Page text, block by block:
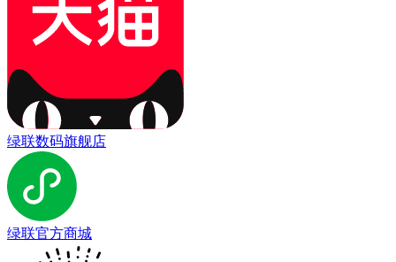
绿联数码旗舰店
绿联官方商城